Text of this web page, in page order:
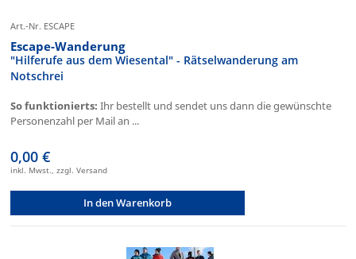
Art.-Nr. ESCAPE
Escape-Wanderung
"Hilferufe aus dem Wiesental" - Rätselwanderung am
Notschrei
So funktionierts: Ihr bestellt und sendet uns dann die gewünschte
Personenzahl per Mail an ...
0,00 €
inkl. Mwst., zzgl. Versand
In den Warenkorb